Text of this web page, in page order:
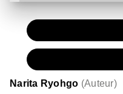
Narita Ryohgo (Auteur)